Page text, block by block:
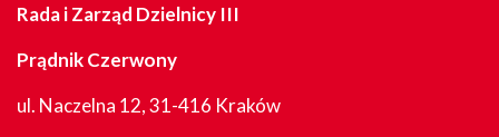
Rada i Zarząd Dzielnicy III
Prądnik Czerwony
ul. Naczelna 12, 31-416 Kraków